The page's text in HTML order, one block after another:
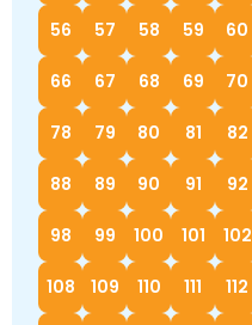
56 57 58 59 60
66 67 68 69 70
78 79 80 81 82
88 89 90 91 92
98 99 100 101 102
108 109 110 111 112